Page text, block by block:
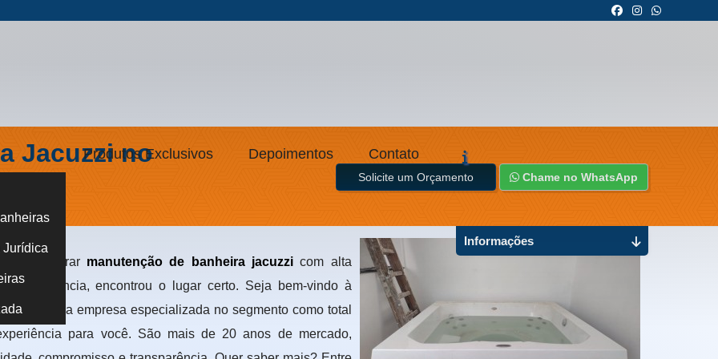
Jurídica
Produtos Exclusivos Depoimentos Contato
Jacuzzi no
Caneca - SP
Solicite um Orçamento Chame no WhatsApp
encontrar manutenção de banheira jacuzzi com alta
experiência, encontrou o lugar certo. Seja bem-vindo à
uma empresa especializada no segmento como total
para você. São mais de 20 anos de mercado,
Informações